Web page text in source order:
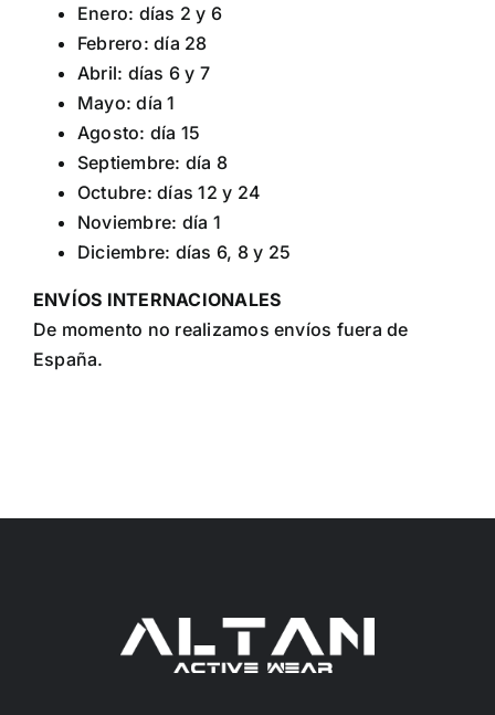
Enero: días 2 y 6
Febrero: día 28
Abril: días 6 y 7
Mayo: día 1
Agosto: día 15
Septiembre: día 8
Octubre: días 12 y 24
Noviembre: día 1
Diciembre: días 6, 8 y 25
ENVÍOS INTERNACIONALES
De momento no realizamos envíos fuera de
España.